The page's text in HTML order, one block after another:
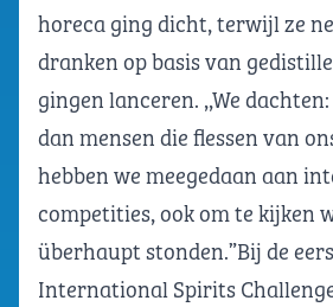
horeca ging dicht, terwijl ze
dranken op basis van
gingen lanceren. ,,We
dan mensen die flessen van
hebben we meegedaan aan
competities, ook om te kijken
überhaupt stonden.”Bij de
International Spirits